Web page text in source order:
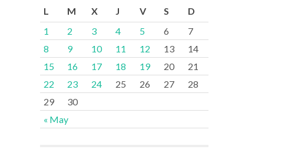
L
M X J V S D
« May
1 2 3 4 5 6
7
8
9 10 11 12 13
14
15
16 17 18 19 20
21
22
23 24 25 26 27
28
29
30